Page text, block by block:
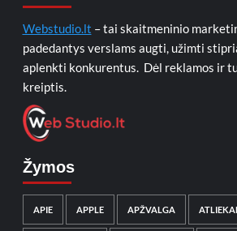
Webstudio.lt – tai skaitmeninio
padedantys verslams augti, užimti
aplenkti konkurentus. Dėl reklamos ir
kreiptis.
Žymos
APIE APPLE APŽVALGA